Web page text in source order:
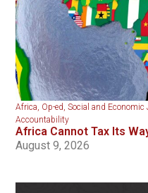
Africa, Op-ed,Social and Economic
Accountability
Africa Cannot Tax Its
August 9, 2026